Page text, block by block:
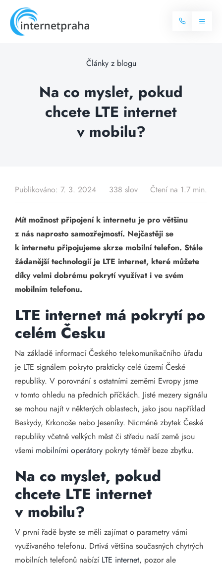
content
Toggle
Internet
Balíčky internetu
Více o internetu
Televize
Články z blogu
Na co myslet, pokud
chcete LTE internet
v mobilu?
Publikováno: 7. 3. 2024 338 slov Čtení na 1.7 min.
Mít možnost připojení k internetu je pro většinu
z nás naprosto samozřejmostí. Nejčastěji se
k internetu připojujeme skrze mobilní telefon. Stále
žádanější technologií je LTE internet, které můžete
díky velmi dobrému pokrytí využívat i ve svém
mobilním telefonu.
LTE internet má pokrytí po
celém Česku
Na základě informací Českého telekomunikačního úřadu
je LTE signálem pokryto prakticky celé území České
republiky. V porovnání s ostatními zeměmi Evropy jsme
v tomto ohledu na předních příčkách. Jisté mezery signálu
se mohou najít v některých oblastech, jako jsou například
Beskydy, Krkonoše nebo Jeseníky. Nicméně zbytek České
republiky včetně velkých měst či středu naší země jsou
všemi mobilními operátory pokryty téměř beze zbytku.
Na co myslet, pokud
chcete LTE internet
v mobilu?
V první řadě byste se měli zajímat o parametry vámi
využívaného telefonu. Drtivá většina současných chytrých
mobilních telefonů nabízí LTE internet, pozor ale